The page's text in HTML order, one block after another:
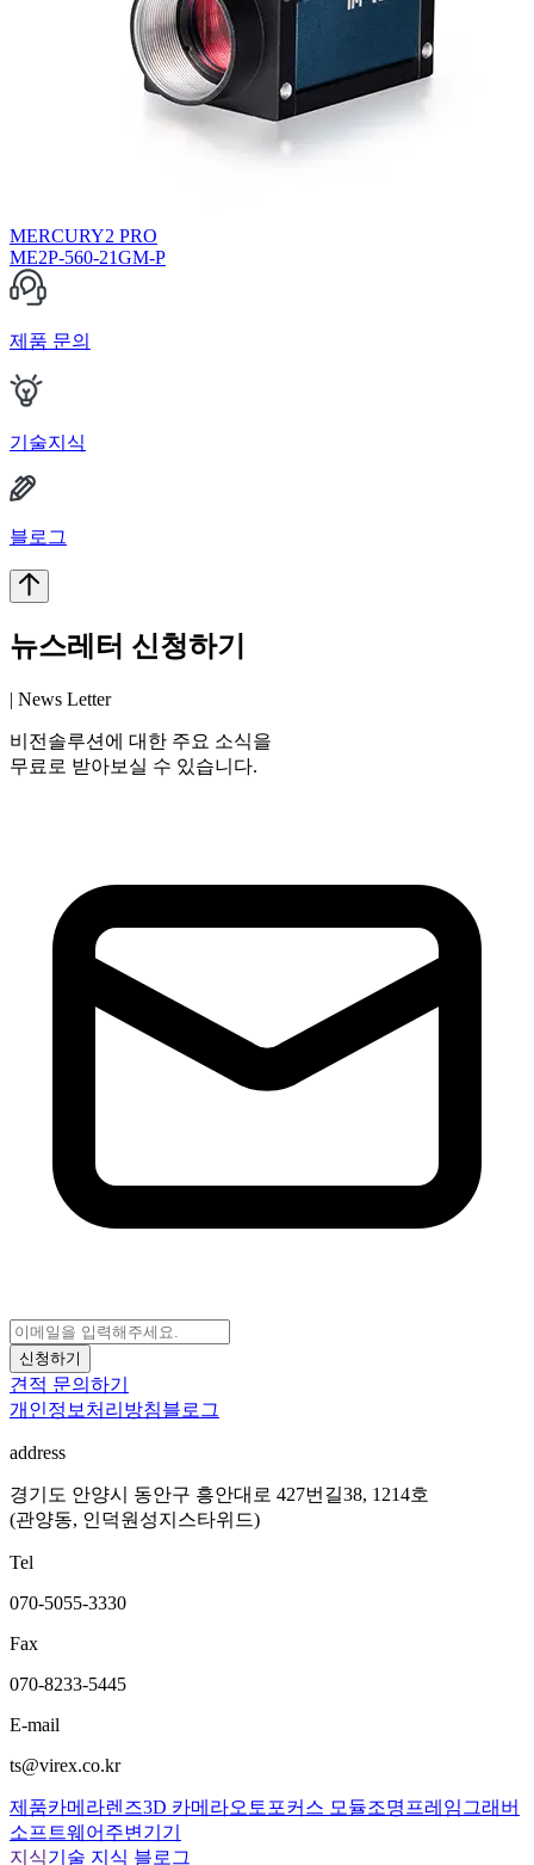
MERCURY2 PRO
ME2P-560-21GM-P
제품 문의
기술지식
블로그
뉴스레터 신청하기
| News Letter
비전솔루션에 대한 주요 소식을
무료로 받아보실 수 있습니다.
신청하기
견적 문의하기
개인정보처리방침블로그
address
경기도 안양시 동안구 흥안대로 427번길38, 1214호
(관양동, 인덕원성지스타위드)
Tel
070-5055-3330
Fax
070-8233-5445
E-mail
ts@virex.co.kr
제품카메라렌즈3D 카메라오토포커스 모듈조명 프레임그래버
소프트웨어 주변기기
지식기술 지식 블로그